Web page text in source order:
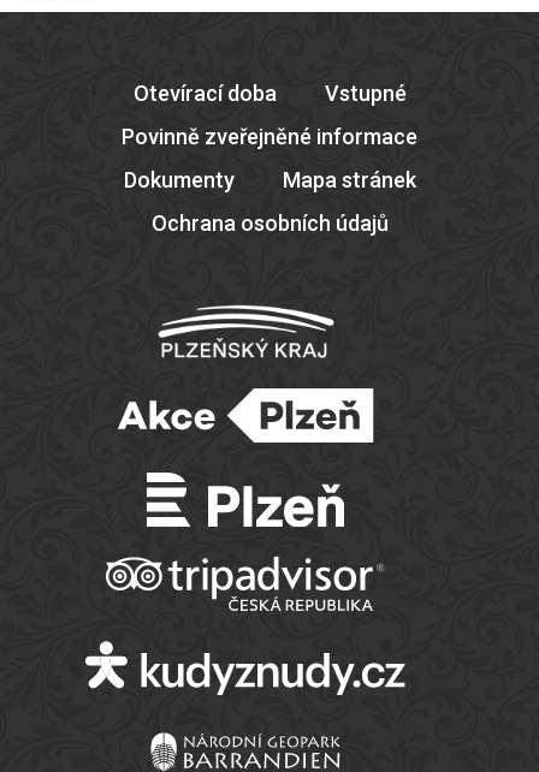
Otevírací doba
Vstupné
Povinně zveřejněné informace
Dokumenty
Mapa stránek
Ochrana osobních údajů